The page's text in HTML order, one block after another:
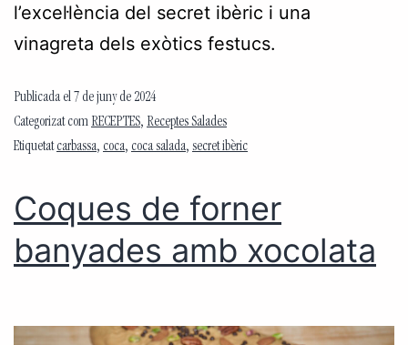
l’excel·lència del secret ibèric i una
vinagreta dels exòtics festucs.
Publicada el 7 de juny de 2024
Categorizat com RECEPTES, Receptes Salades
Etiquetatcarbassa, coca, coca salada, secret ibèric
Coques de forner
banyades amb xocolata